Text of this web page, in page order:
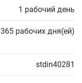
1 рабочий день
365 рабочих дня(ей)
stdin40281